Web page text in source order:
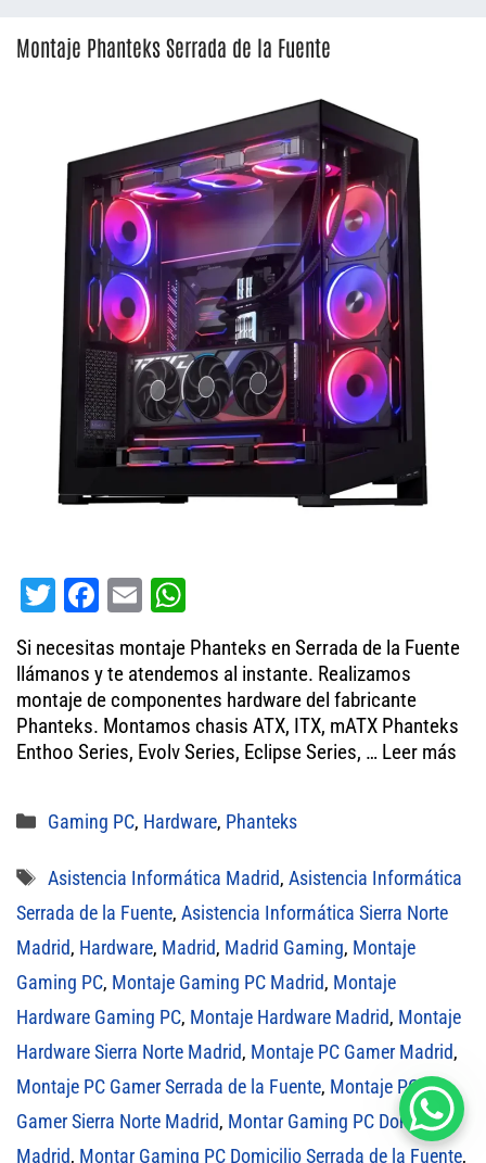
Montaje Phanteks Serrada de la Fuente
T
tt
er
Fa
bo
ok
E
ail
ha
ts
A
pp
Si necesitas montaje Phanteks en Serrada de la Fuente
llámanos y te atendemos al instante. Realizamos
montaje de componentes hardware del fabricante
Phanteks. Montamos chasis ATX, ITX, mATX Phanteks
Enthoo Series, Evolv Series, Eclipse Series, … Leer más
Categorías
Gaming PC, Hardware, Phanteks
Etiquetas
Asistencia Informática Madrid, Asistencia Informática
Serrada de la Fuente, Asistencia Informática Sierra Norte
Madrid, Hardware, Madrid, Madrid Gaming, Montaje
Gaming PC, Montaje Gaming PC Madrid, Montaje
Hardware Gaming PC, Montaje Hardware Madrid, Montaje
Hardware Sierra Norte Madrid, Montaje PC Gamer Madrid,
Montaje PC Gamer Serrada de la Fuente, Montaje PC
Gamer Sierra Norte Madrid, Montar Gaming PC Domicilio
Madrid, Montar Gaming PC Domicilio Serrada de la Fuente,